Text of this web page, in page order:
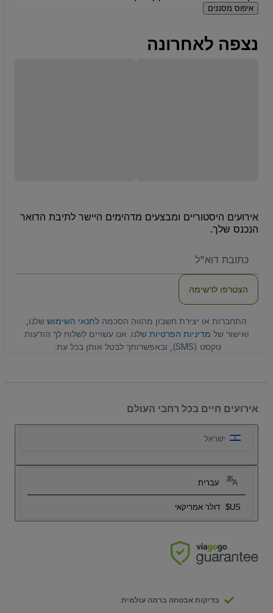
איפוס מסננים
נצפה לאחרונה
אירועים היסטוריים ומבצעים מדהימים היישר לתיבת הדואר
הנכנס שלך.
שלכם
הצטרפו לרשימה
התחברות או יצירת חשבון מהווה הסכמה לתנאי השימוש שלנו,
ואישור של מדיניות הפרטיות שלנו. אנו עשויים לשלוח לך הודעות
טקסט (SMS), ובאפשרותך לבטל אותן בכל עת.
אירועים חיים בכל רחבי העולם
ישראל
עברית
US$ דולר אמריקאי
בדיקות אבטחה ברמה עולמית